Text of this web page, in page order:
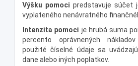
Výšku pomoci predstavuje súčet
vyplateného nenávratného
Intenzita pomoci je hrubá suma
percento oprávnených
použité číselné údaje sa
dane alebo iných poplatkov.